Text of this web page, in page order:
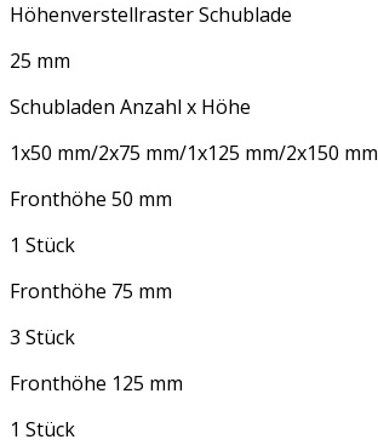
Höhenverstellraster Schublade
25 mm
Schubladen Anzahl x Höhe
1x50 mm/2x75 mm/1x125 mm/2x150 mm
Fronthöhe 50 mm
1 Stück
Fronthöhe 75 mm
3 Stück
Fronthöhe 125 mm
1 Stück